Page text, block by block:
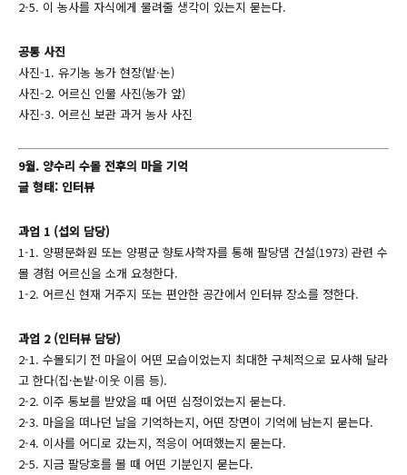
2-5. 이 농사를 자식에게 물려줄 생각이 있는지 묻는다.
공통 사진
사진-1. 유기농 농가 현장(밭·논)
사진-2. 어르신 인물 사진(농가 앞)
사진-3. 어르신 보관 과거 농사 사진
9월. 양수리 수몰 전후의 마을 기억
글 형태: 인터뷰
과업 1 (섭외 담당)
1-1. 양평문화원 또는 양평군 향토사학자를 통해 팔당댐 건설(1973) 관련 수
몰 경험 어르신을 소개 요청한다.
1-2. 어르신 현재 거주지 또는 편안한 공간에서 인터뷰 장소를 정한다.
과업 2 (인터뷰 담당)
2-1. 수몰되기 전 마을이 어떤 모습이었는지 최대한 구체적으로 묘사해 달라
고 한다(집·논밭·이웃 이름 등).
2-2. 이주 통보를 받았을 때 어떤 심정이었는지 묻는다.
2-3. 마을을 떠나던 날을 기억하는지, 어떤 장면이 기억에 남는지 묻는다.
2-4. 이사를 어디로 갔는지, 적응이 어떠했는지 묻는다.
2-5. 지금 팔당호를 볼 때 어떤 기분인지 묻는다.